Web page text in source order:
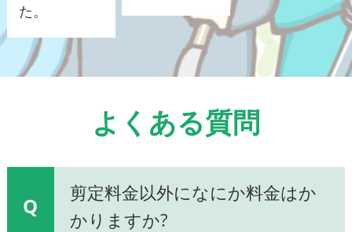
た。
よくある質問
Q
剪定料金以外になにか料金はか
かりますか?